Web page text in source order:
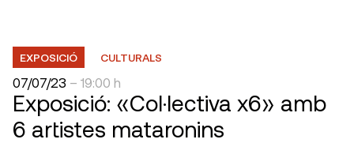
EXPOSICIÓ CULTURALS
07/07/23 – 19:00 h
Exposició: «Col·lectiva x6» amb
6 artistes mataronins